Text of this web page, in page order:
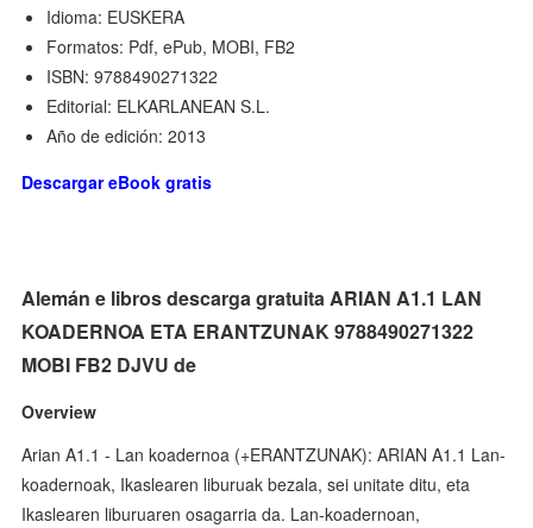
Idioma: EUSKERA
Formatos: Pdf, ePub, MOBI, FB2
ISBN: 9788490271322
Editorial: ELKARLANEAN S.L.
Año de edición: 2013
Descargar eBook gratis
Alemán e libros descarga gratuita ARIAN A1.1 LAN
KOADERNOA ETA ERANTZUNAK 9788490271322
MOBI FB2 DJVU de
Overview
Arian A1.1 - Lan koadernoa (+ERANTZUNAK): ARIAN A1.1 Lan-
koadernoak, Ikaslearen liburuak bezala, sei unitate ditu, eta
Ikaslearen liburuaren osagarria da. Lan-koadernoan,